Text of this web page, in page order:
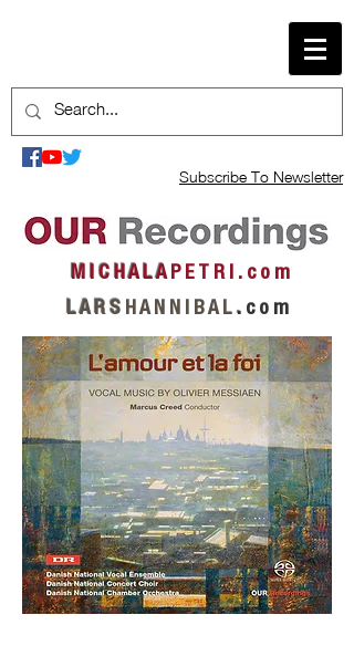
Subscribe To Newsletter
M I C H A L AP E T R I . c o m
L A R S H A N N I B A L . c o m